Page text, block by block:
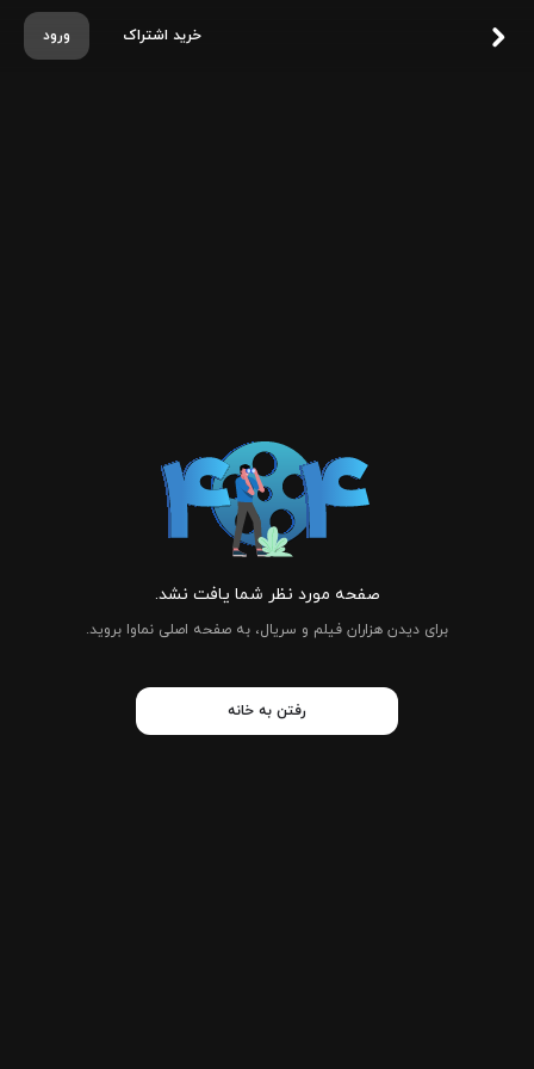
ورود خرید اشتراک
صفحه مورد نظر شما یافت نشد.
برای دیدن هزاران فیلم و سریال، به صفحه اصلی نماوا بروید.
رفتن به خانه